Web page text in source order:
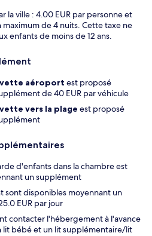
la ville : 4.00 EUR par personne et
de 4 nuits. Cette taxe ne
enfants de moins de 12 ans.
aéroport est proposé
de 40 EUR par véhicule
vers la plage est proposé
d'enfants dans la chambre est
un supplément
sont disponibles moyennant un
EUR par jour
contacter l'hébergement à l'avance
lit bébé et un lit supplémentaire/lit